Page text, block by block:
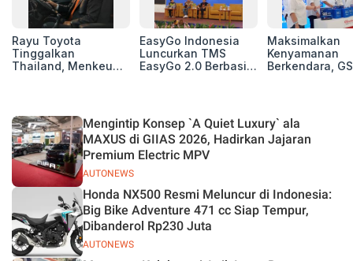
Rayu Toyota
Tinggalkan
Thailand, Menkeu
Basis Produksi
ASEAN
EasyGo Indonesia
Luncurkan TMS
EasyGo 2.0 Berbasis
Maksimalkan
Kenyamanan
Berkendara,
2026
AUTONEWS
Mengintip Konsep `A Quiet Luxury` ala
MAXUS di GIIAS 2026, Hadirkan Jajaran
Premium Electric MPV
AUTONEWS
Honda NX500 Resmi Meluncur di Indonesia:
Big Bike Adventure 471 cc Siap Tempur,
Dibanderol Rp230 Juta